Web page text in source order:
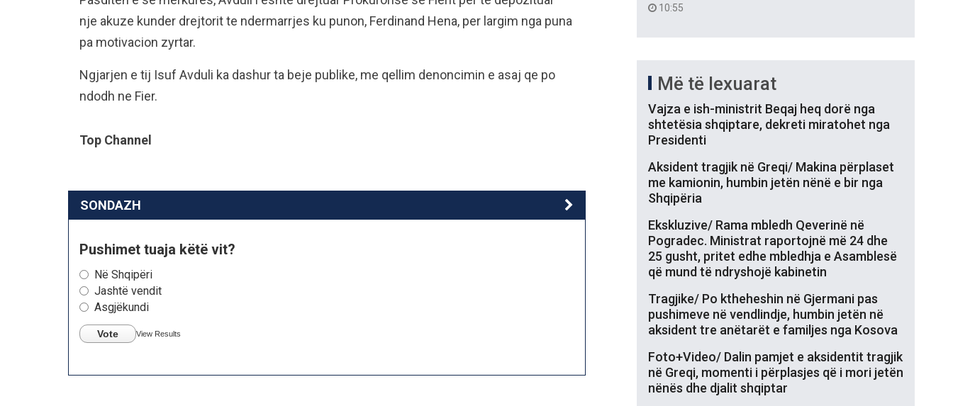
nje akuze kunder drejtorit te ndermarrjes ku punon, Ferdinand Hena, per largim nga puna
pa motivacion zyrtar.
Ngjarjen e tij Isuf Avduli ka dashur ta beje publike, me qellim denoncimin e asaj qe po
ndodh ne Fier.
Top Channel
SONDAZH
Pushimet tuaja këtë vit?
Në Shqipëri
Jashtë vendit
Asgjëkundi
Vote View Results
10:55
Më të lexuarat
Vajza e ish-ministrit Beqaj heq dorë nga
shtetësia shqiptare, dekreti miratohet nga
Presidenti
Aksident tragjik në Greqi/ Makina përplaset
me kamionin, humbin jetën nënë e bir nga
Shqipëria
Ekskluzive/ Rama mbledh Qeverinë në
Pogradec. Ministrat raportojnë më 24 dhe
25 gusht, pritet edhe mbledhja e Asamblesë
që mund të ndryshojë kabinetin
Tragjike/ Po ktheheshin në Gjermani pas
pushimeve në vendlindje, humbin jetën në
aksident tre anëtarët e familjes nga Kosova
Foto+Video/ Dalin pamjet e aksidentit tragjik
në Greqi, momenti i përplasjes që i mori jetën
nënës dhe djalit shqiptar